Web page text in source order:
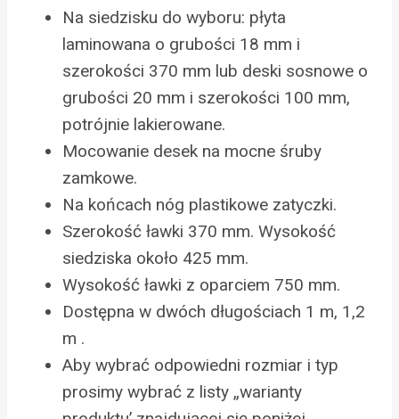
Na siedzisku do wyboru: płyta
laminowana o grubości 18 mm i
szerokości 370 mm lub deski sosnowe o
grubości 20 mm i szerokości 100 mm,
potrójnie lakierowane.
Mocowanie desek na mocne śruby
zamkowe.
Na końcach nóg plastikowe zatyczki.
Szerokość ławki 370 mm. Wysokość
siedziska około 425 mm.
Wysokość ławki z oparciem 750 mm.
Dostępna w dwóch długościach 1 m, 1,2
m .
Aby wybrać odpowiedni rozmiar i typ
prosimy wybrać z listy „warianty